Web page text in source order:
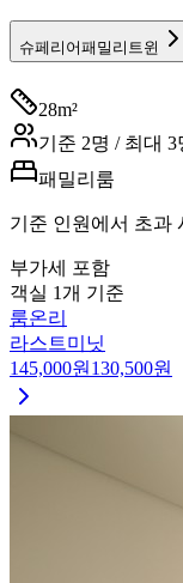
슈페리어패밀리트윈
28m²
기준 2명 / 최대 3
패밀리룸
기준 인원에서 초과
부가세 포함
객실 1개 기준
룸온리
라스트미닛
145,000원 130,500원